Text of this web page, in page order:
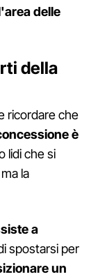
delle
della
ricordare che
è
lidi che si
la
a
spostarsi per
un